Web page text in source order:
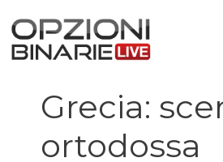
contenuto
Grecia:
ortodossa